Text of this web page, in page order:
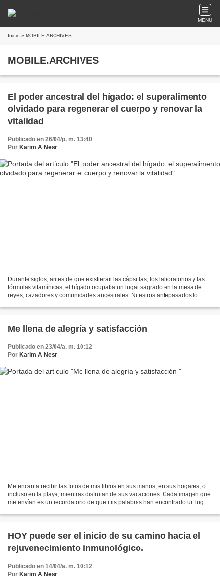
MENU
Inicio » MOBILE.ARCHIVES
MOBILE.ARCHIVES
El poder ancestral del hígado: el superalimento
olvidado para regenerar el cuerpo y renovar la
vitalidad
Publicado en 26/04/p. m. 13:40
Por Karim A Nesr
Durante siglos, antes de que existieran las cápsulas, los laboratorios y las
fórmulas vitamínicas, el hígado ocupaba un lugar sagrado en la mesa de
reyes, cazadores y comunidades ancestrales. Nuestros antepasados lo
Me llena de alegría y satisfacción
Publicado en 23/04/a. m. 10:12
Por Karim A Nesr
Me encanta recibir las fotos de mis libros en sus manos, en sus hogares, o
incluso en la playa, mientras disfrutan de sus vacaciones. Cada imagen que
me envían es un recordatorio de que mis palabras han encontrado un lugar
HOY puede ser el inicio de su camino hacia el
rejuvenecimiento inmunológico.
Publicado en 14/04/a. m. 10:12
Por Karim A Nesr